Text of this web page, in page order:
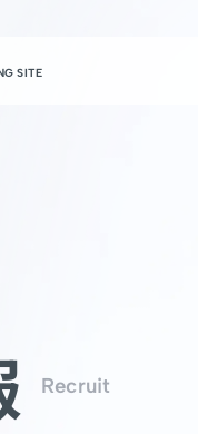
SITE
Recruit